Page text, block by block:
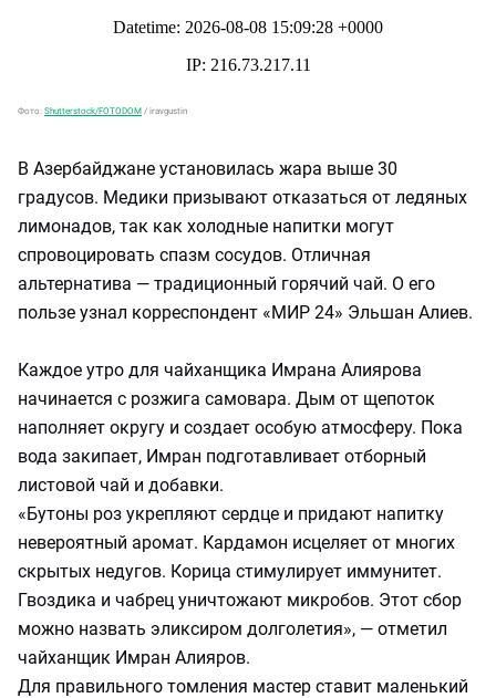
Фото: Shutterstock/FOTODOM / iravgustin
В Азербайджане установилась жара выше 30
градусов. Медики призывают отказаться от ледяных
лимонадов, так как холодные напитки могут
спровоцировать спазм сосудов. Отличная
альтернатива — традиционный горячий чай. О его
пользе узнал корреспондент «МИР 24» Эльшан Алиев.
Каждое утро для чайханщика Имрана Алиярова
начинается с розжига самовара. Дым от щепоток
наполняет округу и создает особую атмосферу. Пока
вода закипает, Имран подготавливает отборный
листовой чай и добавки.
«Бутоны роз укрепляют сердце и придают напитку
невероятный аромат. Кардамон исцеляет от многих
скрытых недугов. Корица стимулирует иммунитет.
Гвоздика и чабрец уничтожают микробов. Этот сбор
можно назвать эликсиром долголетия», — отметил
чайханщик Имран Алияров.
Для правильного томления мастер ставит маленький